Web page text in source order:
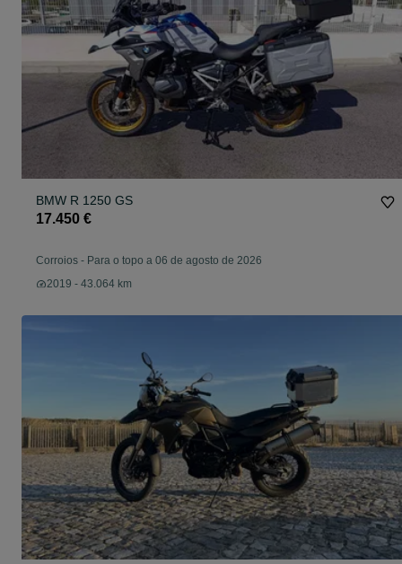
BMW R 1250 GS
17.450 €
Corroios - Para o topo a 06 de agosto de 2026
2019 - 43.064 km